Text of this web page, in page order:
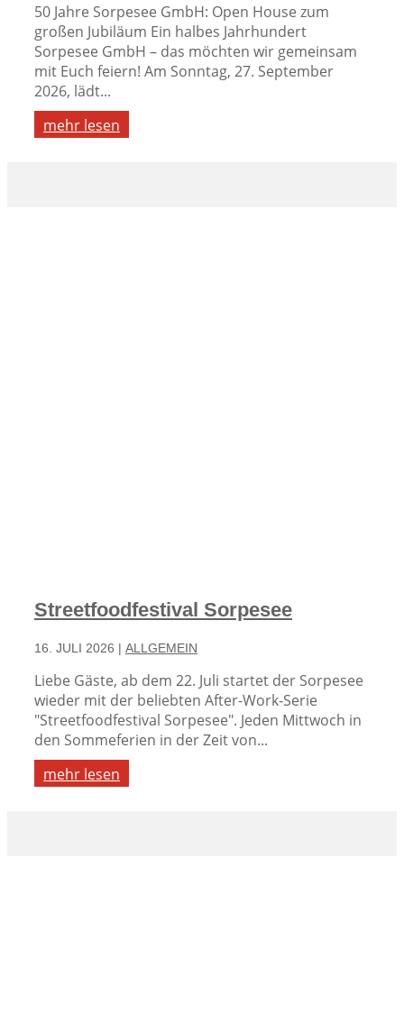
50 Jahre Sorpesee GmbH: Open House zum
großen Jubiläum Ein halbes Jahrhundert
Sorpesee GmbH – das möchten wir gemeinsam
mit Euch feiern! Am Sonntag, 27. September
2026, lädt...
mehr lesen
Streetfoodfestival Sorpesee
16. JULI 2026 | ALLGEMEIN
Liebe Gäste, ab dem 22. Juli startet der Sorpesee
wieder mit der beliebten After-Work-Serie
"Streetfoodfestival Sorpesee". Jeden Mittwoch in
den Sommeferien in der Zeit von...
mehr lesen